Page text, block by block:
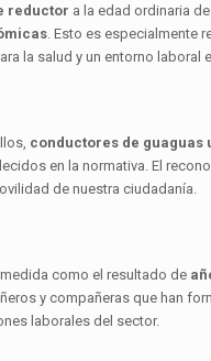
reductor a la edad ordinaria
. Esto es especialmente
la salud y un entorno laboral
conductores de guaguas
en la normativa. El
de nuestra ciudadanía.
como el resultado de
y compañeras que han
laborales del sector.